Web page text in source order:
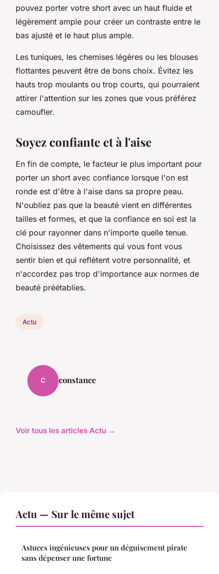
pouvez porter votre short avec un haut fluide et
légèrement ample pour créer un contraste entre le
bas ajusté et le haut plus ample.
Les tuniques, les chemises légères ou les blouses
flottantes peuvent être de bons choix. Évitez les
hauts trop moulants ou trop courts, qui pourraient
attirer l'attention sur les zones que vous préférez
camoufler.
Soyez confiante et à l'aise
En fin de compte, le facteur le plus important pour
porter un short avec confiance lorsque l'on est
ronde est d'être à l'aise dans sa propre peau.
N'oubliez pas que la beauté vient en différentes
tailles et formes, et que la confiance en soi est la
clé pour rayonner dans n'importe quelle tenue.
Choisissez des vêtements qui vous font vous
sentir bien et qui reflètent votre personnalité, et
n'accordez pas trop d'importance aux normes de
beauté préétablies.
Actu
C constance
Voir tous les articles Actu →
Actu — Sur le même sujet
Astuces ingénieuses pour un déguisement pirate
sans dépenser une fortune